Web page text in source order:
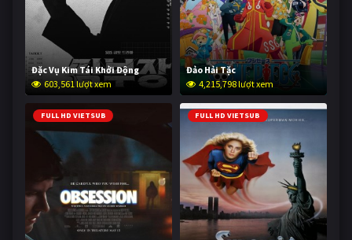
Đặc Vụ Kim Tái Khởi Động
603,561 lượt xem
Đảo Hải Tặc
4,215,798 lượt xem
FULL HD VIETSUB FULL HD VIETSUB